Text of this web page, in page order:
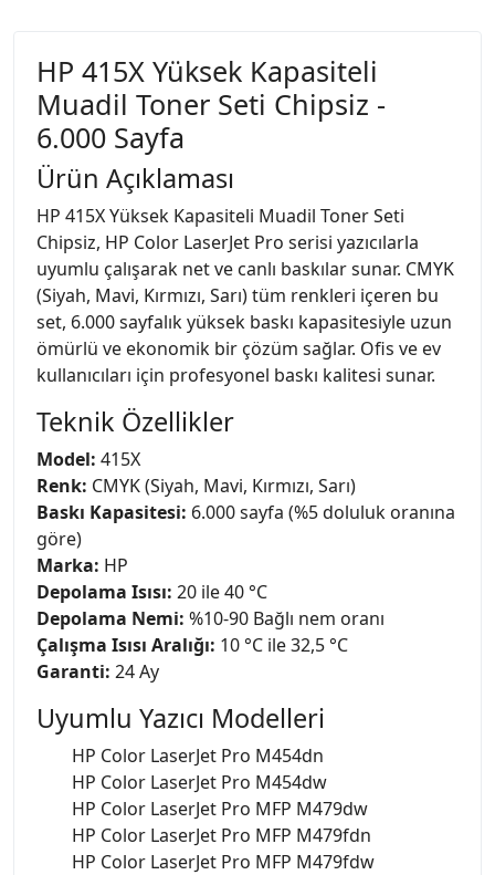
HP 415X Yüksek Kapasiteli
Muadil Toner Seti Chipsiz -
6.000 Sayfa
Ürün Açıklaması
HP 415X Yüksek Kapasiteli Muadil Toner Seti
Chipsiz, HP Color LaserJet Pro serisi yazıcılarla
uyumlu çalışarak net ve canlı baskılar sunar. CMYK
(Siyah, Mavi, Kırmızı, Sarı) tüm renkleri içeren bu
set, 6.000 sayfalık yüksek baskı kapasitesiyle uzun
ömürlü ve ekonomik bir çözüm sağlar. Ofis ve ev
kullanıcıları için profesyonel baskı kalitesi sunar.
Teknik Özellikler
Model: 415X
Renk: CMYK (Siyah, Mavi, Kırmızı, Sarı)
Baskı Kapasitesi: 6.000 sayfa (%5 doluluk oranına
göre)
Marka: HP
Depolama Isısı: 20 ile 40 °C
Depolama Nemi: %10-90 Bağlı nem oranı
Çalışma Isısı Aralığı: 10 °C ile 32,5 °C
Garanti: 24 Ay
Uyumlu Yazıcı Modelleri
HP Color LaserJet Pro M454dn
HP Color LaserJet Pro M454dw
HP Color LaserJet Pro MFP M479dw
HP Color LaserJet Pro MFP M479fdn
HP Color LaserJet Pro MFP M479fdw